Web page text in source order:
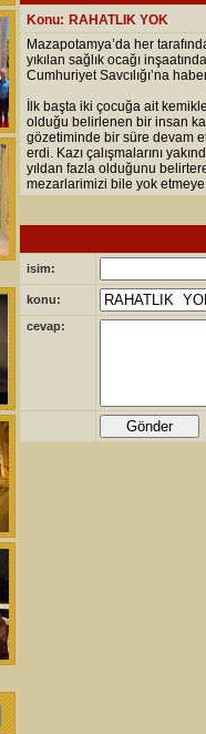
Konu: RAHATLIK YOK
Mazapotamya’da her
yıkılan sağlık ocağı
Cumhuriyet Savcılığı’na
İlk başta iki çocuğa ait
olduğu belirlenen bir insan
gözetiminde bir süre devam
erdi. Kazı çalışmalarını
yıldan fazla olduğunu
mezarlarimizi bile yok
isim:
konu:
cevap: